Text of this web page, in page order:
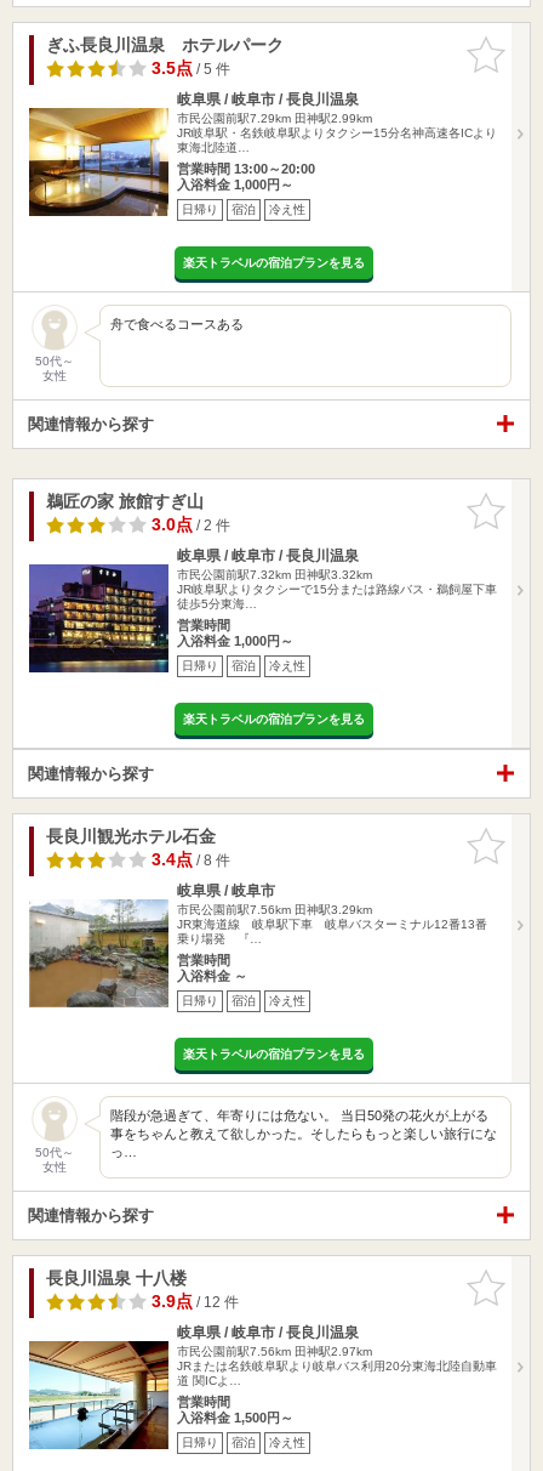
お気に入
りに追加
ぎふ長良川温泉 ホテルパーク
3.5点/ 5 件
岐阜県 / 岐阜市 / 長良川温泉
市民公園前駅7.29km 田神駅2.99km
JR岐阜駅・名鉄岐阜駅よりタクシー15分名神高速各ICより
東海北陸道…
営業時間 13:00～20:00
入浴料金 1,000円～
日帰り 宿泊 冷え性
楽天トラベルの宿泊プランを見る
50代～
女性
舟で食べるコースある
関連情報から探す
お気に入
りに追加
鵜匠の家 旅館すぎ山
3.0点/ 2 件
岐阜県 / 岐阜市 / 長良川温泉
市民公園前駅7.32km 田神駅3.32km
JR岐阜駅よりタクシーで15分または路線バス・鵜飼屋下車
徒歩5分東海…
営業時間
入浴料金 1,000円～
日帰り 宿泊 冷え性
楽天トラベルの宿泊プランを見る
関連情報から探す
お気に入
りに追加
長良川観光ホテル石金
3.4点/ 8 件
岐阜県 / 岐阜市
市民公園前駅7.56km 田神駅3.29km
JR東海道線 岐阜駅下車 岐阜バスターミナル12番13番
乗り場発 『…
営業時間
入浴料金 ～
日帰り 宿泊 冷え性
楽天トラベルの宿泊プランを見る
50代～
女性
階段が急過ぎて、年寄りには危ない。 当日50発の花火が上がる
事をちゃんと教えて欲しかった。そしたらもっと楽しい旅行にな
っ…
関連情報から探す
お気に入
りに追加
長良川温泉 十八楼
3.9点/ 12 件
岐阜県 / 岐阜市 / 長良川温泉
市民公園前駅7.56km 田神駅2.97km
JRまたは名鉄岐阜駅より岐阜バス利用20分東海北陸自動車
道 関ICよ…
営業時間
入浴料金 1,500円～
日帰り 宿泊 冷え性